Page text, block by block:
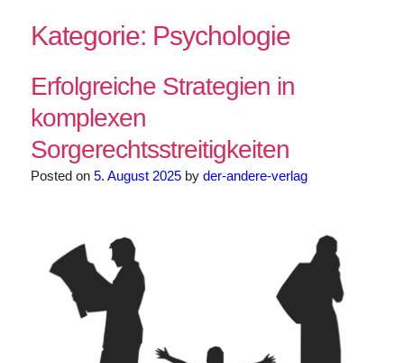
Kategorie: Psychologie
Erfolgreiche Strategien in
komplexen
Sorgerechtsstreitigkeiten
Posted on 5. August 2025by der-andere-verlag